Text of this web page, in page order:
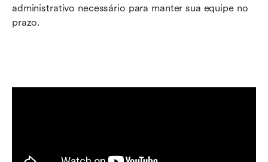
administrativo necessário para manter sua equipe no
prazo.